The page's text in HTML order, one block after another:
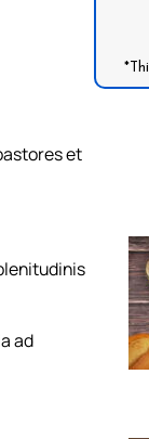
et
ad